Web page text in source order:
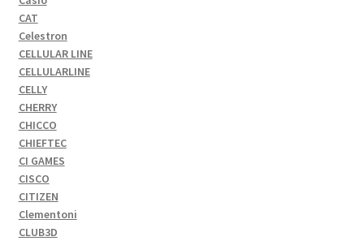
CAT
Celestron
CELLULAR LINE
CELLULARLINE
CELLY
CHERRY
CHICCO
CHIEFTEC
CI GAMES
CISCO
CITIZEN
Clementoni
CLUB3D